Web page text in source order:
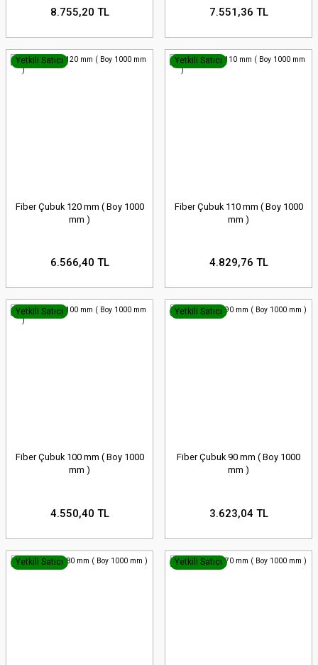
8.755,20 TL 7.551,36 TL
Yetkili Satıcı
Fiber Çubuk 120 mm ( Boy 1000
mm )
6.566,40 TL
Yetkili Satıcı
Fiber Çubuk 110 mm ( Boy 1000
mm )
4.829,76 TL
Yetkili Satıcı
Fiber Çubuk 100 mm ( Boy 1000
mm )
4.550,40 TL
Yetkili Satıcı
Fiber Çubuk 90 mm ( Boy 1000
mm )
3.623,04 TL
Yetkili Satıcı Yetkili Satıcı